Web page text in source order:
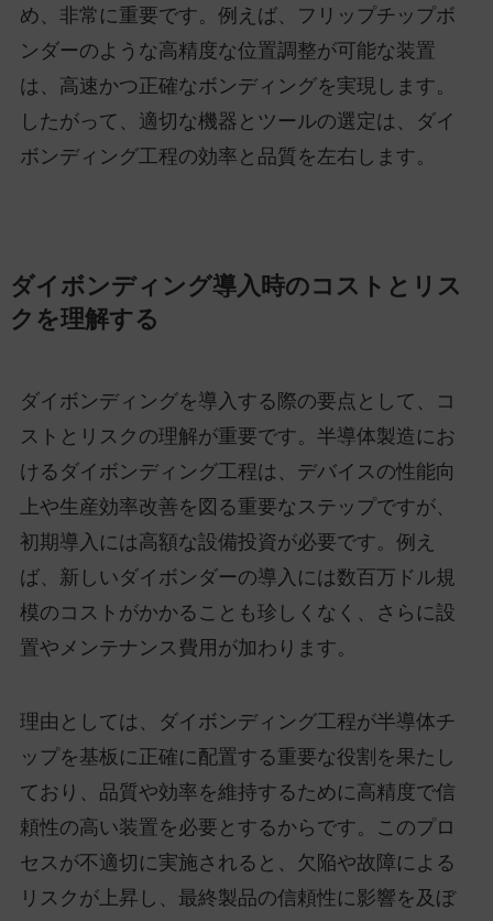
め、非常に重要です。例えば、フリップチップボ
ンダーのような高精度な位置調整が可能な装置
は、高速かつ正確なボンディングを実現します。
したがって、適切な機器とツールの選定は、ダイ
ボンディング工程の効率と品質を左右します。
ダイボンディング導入時のコストとリス
クを理解する
ダイボンディングを導入する際の要点として、コ
ストとリスクの理解が重要です。半導体製造にお
けるダイボンディング工程は、デバイスの性能向
上や生産効率改善を図る重要なステップですが、
初期導入には高額な設備投資が必要です。例え
ば、新しいダイボンダーの導入には数百万ドル規
模のコストがかかることも珍しくなく、さらに設
置やメンテナンス費用が加わります。
理由としては、ダイボンディング工程が半導体チ
ップを基板に正確に配置する重要な役割を果たし
ており、品質や効率を維持するために高精度で信
頼性の高い装置を必要とするからです。このプロ
セスが不適切に実施されると、欠陥や故障による
リスクが上昇し、最終製品の信頼性に影響を及ぼ